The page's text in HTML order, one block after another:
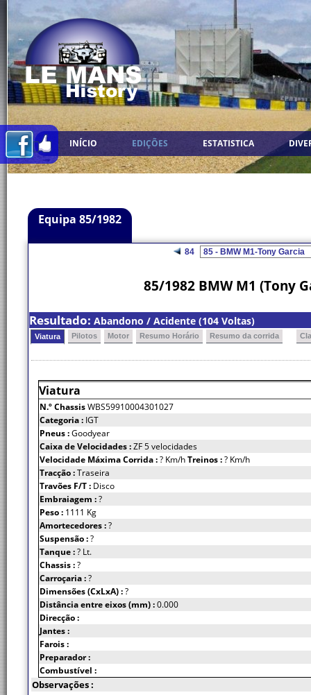
INÍCIO EDIÇÕES ESTATISTICA
Equipa 85/1982
84
85/1982 BMW M1 (Tony
Resultado: Abandono / Acidente (104 Voltas)
Viatura Pilotos Motor Resumo Horário Resumo da corrida
Viatura
N.º ChassisWBS59910004301027
Categoria : IGT
Pneus :Goodyear
Caixa de Velocidades :ZF 5 velocidades
Velocidade Máxima Corrida :? Km/hTreinos :? Km/h
Tracção :Traseira
Travões F/T : Disco
Embraiagem :?
Peso : 1111 Kg
Amortecedores :?
Suspensão :?
Tanque :? Lt.
Chassis :?
Carroçaria :?
Dimensões (CxLxA) :?
Distância entre eixos (mm) :0.000
Direcção :
Jantes :
Farois :
Preparador :
Combustível :
Observações :